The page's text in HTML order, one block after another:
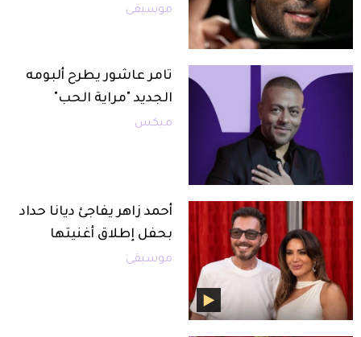
موسيقى
تامر عاشور يطرح ألبومه
الجديد "مراية الحب"
ميكس
أحمد زاهر يفاجئ ديانا حداد
بحفل إطلاق أغنيتها
موسيقى